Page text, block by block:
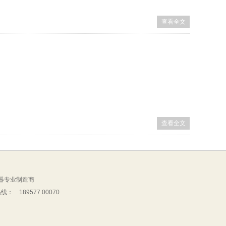
查看全文
查看全文
专业制造商
线： 189577 00070